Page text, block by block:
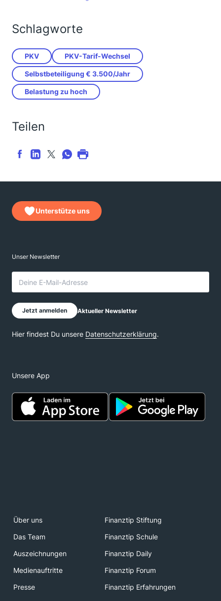
Schlagworte
PKV PKV-Tarif-Wechsel
Selbstbeteiligung € 3.500/Jahr
Belastung zu hoch
Teilen
Unterstütze uns
Unsere App
Über uns
Finanztip Stiftung
Das Team
Finanztip Schule
Auszeichnungen
Finanztip Daily
Medienauftritte
Finanztip Forum
Presse
Finanztip Erfahrungen